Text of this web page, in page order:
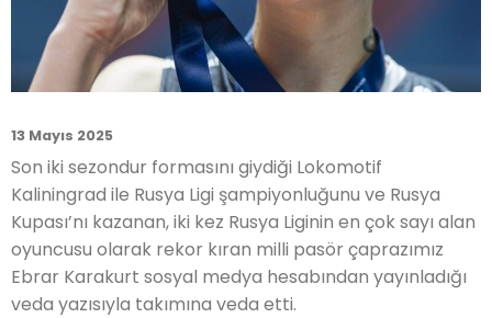
13 Mayıs 2025
Son iki sezondur formasını giydiği Lokomotif
Kaliningrad ile Rusya Ligi şampiyonluğunu ve Rusya
Kupası’nı kazanan, iki kez Rusya Liginin en çok sayı alan
oyuncusu olarak rekor kıran milli pasör çaprazımız
Ebrar Karakurt sosyal medya hesabından yayınladığı
veda yazısıyla takımına veda etti.